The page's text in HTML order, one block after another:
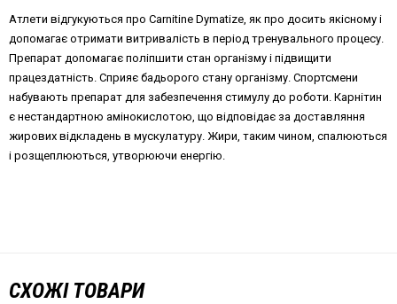
Атлети відгукуються про Carnitine Dymatize, як про досить якісному і
допомагає отримати витривалість в період тренувального процесу.
Препарат допомагає поліпшити стан організму і підвищити
працездатність. Сприяє бадьорого стану організму. Спортсмени
набувають препарат для забезпечення стимулу до роботи. Карнітин
є нестандартною амінокислотою, що відповідає за доставляння
жирових відкладень в мускулатуру. Жири, таким чином, спалюються
і розщеплюються, утворюючи енергію.
СХОЖІ ТОВАРИ